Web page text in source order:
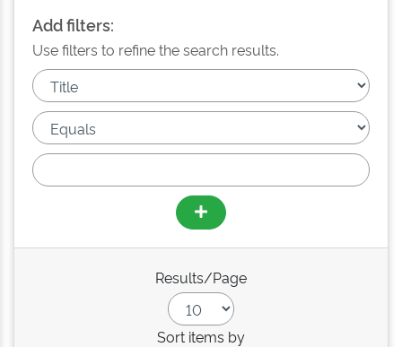
Add filters:
Use filters to refine the search results.
Results/Page
Sort items by